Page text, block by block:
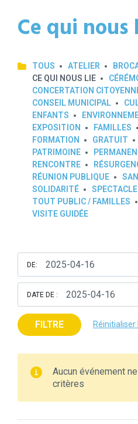
Ce qui nous
TOUS ATELIER
CE QUI NOUS LIE
CONCERTATION
CONSEIL MUNICIPAL
ENFANTS
EXPOSITION
FAMILLES
FORMATION
GRATUIT
PATRIMOINE
RENCONTRE
RÉUNION PUBLIQUE
SOLIDARITÉ
SPECTACLE
TOUT PUBLIC / FAMILLES
VISITE GUIDÉE
DE:
DATE DE :
FILTRE Réinitialiser
Aucun événement
critères